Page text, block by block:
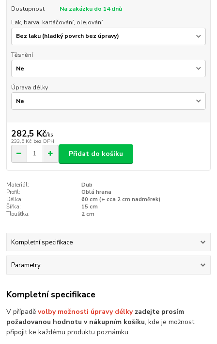
Dostupnost
Na zakázku do 14 dnů
Lak, barva, kartáčování, olejování
Těsnění
Úprava délky
282,5 Kč/ks
233,5 Kč bez DPH
Přidat do košíku
Materiál:
Dub
Profil:
Oblá hrana
Délka:
60 cm (+ cca 2 cm nadměrek)
Šířka:
15 cm
Tloušťka:
2 cm
Kompletní specifikace
Parametry
Kompletní specifikace
V případěvolby možnosti úpravy délkyzadejte prosím
požadovanou hodnotu v nákupním košíku, kde je možnost
připojit ke každému produktu poznámku.